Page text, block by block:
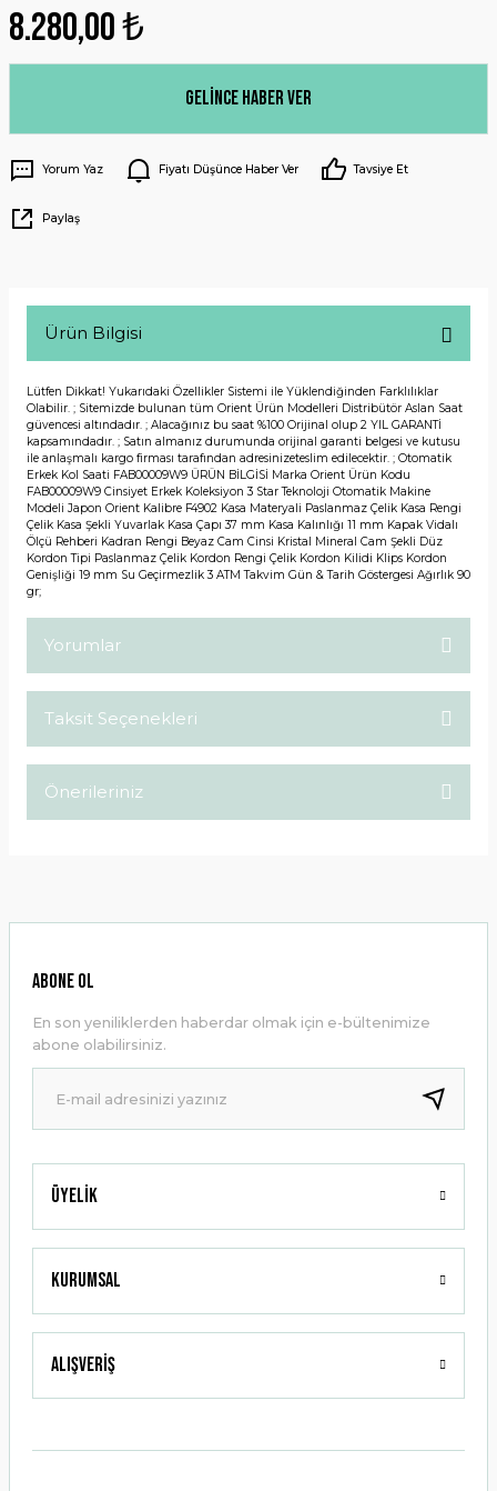
8.280,00 ₺
Gelince Haber Ver
Yorum Yaz Fiyatı Düşünce Haber Ver Tavsiye Et
Paylaş
Ürün Bilgisi
Lütfen Dikkat! Yukarıdaki Özellikler Sistemi ile Yüklendiğinden Farklılıklar
Olabilir. ; Sitemizde bulunan tüm Orient Ürün Modelleri Distribütör Aslan Saat
güvencesi altındadır. ; Alacağınız bu saat %100 Orijinal olup 2 YIL GARANTİ
kapsamındadır. ; Satın almanız durumunda orijinal garanti belgesi ve kutusu
ile anlaşmalı kargo firması tarafından adresinizeteslim edilecektir. ; Otomatik
Erkek Kol Saati FAB00009W9 ÜRÜN BİLGİSİ Marka Orient Ürün Kodu
FAB00009W9 Cinsiyet Erkek Koleksiyon 3 Star Teknoloji Otomatik Makine
Modeli Japon Orient Kalibre F4902 Kasa Materyali Paslanmaz Çelik Kasa Rengi
Çelik Kasa Şekli Yuvarlak Kasa Çapı 37 mm Kasa Kalınlığı 11 mm Kapak Vidalı
Ölçü Rehberi Kadran Rengi Beyaz Cam Cinsi Kristal Mineral Cam Şekli Düz
Kordon Tipi Paslanmaz Çelik Kordon Rengi Çelik Kordon Kilidi Klips Kordon
Genişliği 19 mm Su Geçirmezlik 3 ATM Takvim Gün & Tarih Göstergesi Ağırlık 90
gr;
Yorumlar
Taksit Seçenekleri
Önerileriniz
Ürün resmi kalitesiz, bozuk veya görüntülenemiyor.
Ürün bilgilerinde hatalar bulunuyor.
Ürün fiyatı diğer sitelerden daha pahalı.
Bu ürüne benzer farklı alternatifler olmalı.
Gönder
Üyelik
Kurumsal
Alışveriş
ABONE OL
En son yeniliklerden haberdar olmak için e-bültenimize
abone olabilirsiniz.